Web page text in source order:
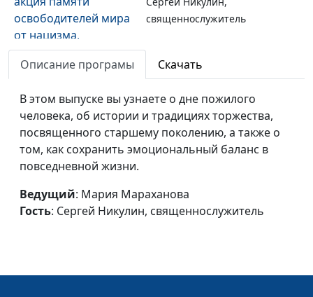
освободителей мира
от нацизма,
приуроченная к 75-
летию окончания
войны
священнослужитель
День знаний после
карантина: готовы ли
мы к новому
Мария Мараханова,
Сергей Никулин,
#200828
Изменилась ли
Мария Мараханова,
Крещение Руси:
Мария Мараханова,
#200724
Описание програмы Скачать
В этом выпуске вы узнаете о дне пожилого
человека, об истории и традициях торжества,
посвященного старшему поколению, а также о
том, как сохранить эмоциональный баланс в
повседневной жизни.
Ведущий: Мария Мараханова
Гость: Сергей Никулин, священнослужитель